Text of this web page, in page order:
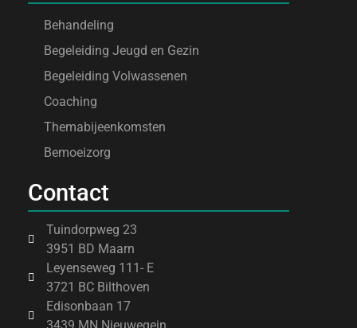
Behandeling
Begeleiding Jeugd en Gezin
Begeleiding Volwassenen
Coaching
Themabijeenkomsten
Bemoeizorg
Contact
Tuindorpweg 23
3951 BD Maarn
Leyenseweg 111- E
3721 BC Bilthoven
Edisonbaan 17